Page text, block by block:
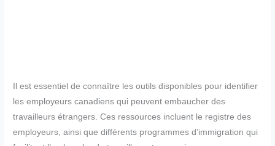
Il est essentiel de connaître les outils disponibles pour identifier
les employeurs canadiens qui peuvent embaucher des
travailleurs étrangers. Ces ressources incluent le registre des
employeurs, ainsi que différents programmes d’immigration qui